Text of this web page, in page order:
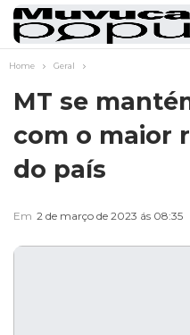
Home Geral
MT se
com o maior
do país
Em 2 de março de 2023 ás 08:35